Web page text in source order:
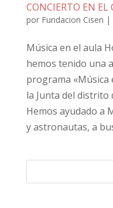
CONCIERTO EN EL
por Fundacion Cisen |
Música en el aula
hemos tenido una
programa «Música
la Junta del distrito
Hemos ayudado a
y astronautas, a